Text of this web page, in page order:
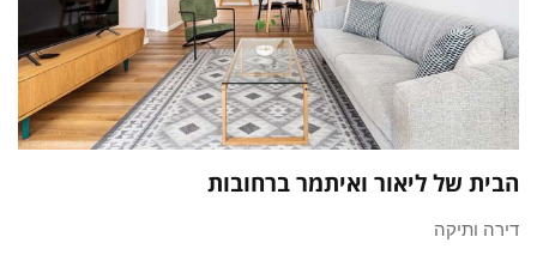
הבית של ליאור ואיתמר ברחובות
דירה ותיקה